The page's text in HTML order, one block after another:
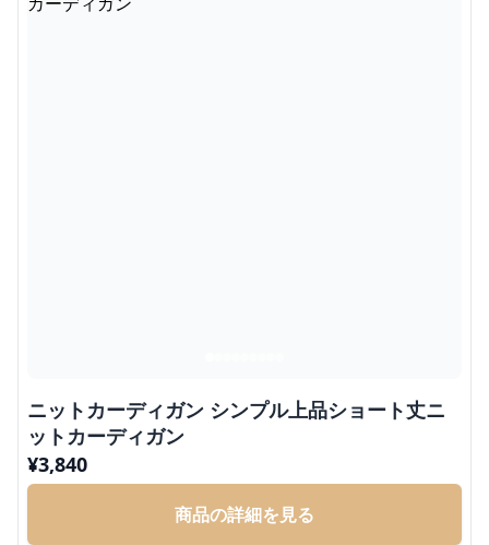
ニットカーディガン シンプル上品ショート丈ニ
ットカーディガン
¥3,840
商品の詳細を見る